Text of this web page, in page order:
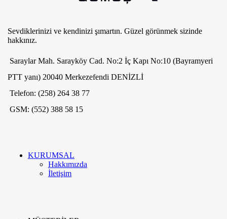
Sevdiklerinizi ve kendinizi şımartın. Güzel görünmek sizinde
hakkınız.
Saraylar Mah. Sarayköy Cad. No:2 İç Kapı No:10 (Bayramyeri
PTT yanı) 20040 Merkezefendi DENİZLİ
Telefon: (258) 264 38 77
GSM: (552) 388 58 15
KURUMSAL
Hakkımızda
İletişim